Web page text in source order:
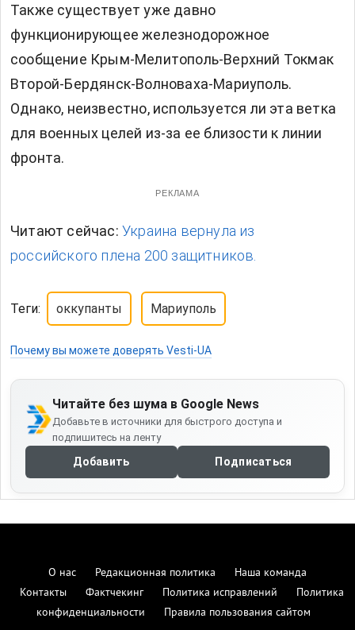
Также существует уже давно
функционирующее железнодорожное
сообщение Крым-Мелитополь-Верхний Токмак
Второй-Бердянск-Волноваха-Мариуполь.
Однако, неизвестно, используется ли эта ветка
для военных целей из-за ее близости к линии
фронта.
РЕКЛАМА
Читают сейчас: Украина вернула из
российского плена 200 защитников.
Теги: оккупанты Мариуполь
Почему вы можете доверять Vesti-UA
Читайте без шума в Google News
Добавьте в источники для быстрого доступа и
подпишитесь на ленту
Добавить Подписаться
О нас Редакционная политика
Наша команда
Контакты
Фактчекинг Политика исправлений
Политика
конфиденциальности
Правила пользования сайтом